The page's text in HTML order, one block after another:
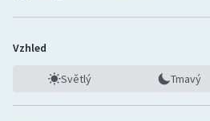
Vzhled
Světlý Tmavý